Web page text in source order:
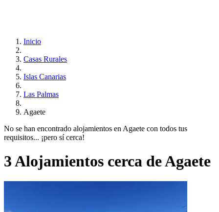
Inicio
Casas Rurales
Islas Canarias
Las Palmas
Agaete
No se han encontrado alojamientos en Agaete con todos tus
requisitos... ¡pero sí cerca!
3 Alojamientos cerca de Agaete